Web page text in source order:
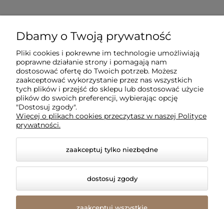
Dla klientów
Informacje
O firmie
© 2026 amled.pl. Wszelkie prawa zastrzeżone.
Dbamy o Twoją prywatność
Pliki cookies i pokrewne im technologie umożliwiają
poprawne działanie strony i pomagają nam
dostosować ofertę do Twoich potrzeb. Możesz
zaakceptować wykorzystanie przez nas wszystkich
tych plików i przejść do sklepu lub dostosować użycie
plików do swoich preferencji, wybierając opcję
"Dostosuj zgody".
Więcej o plikach cookies przeczytasz w naszej Polityce
prywatności.
zaakceptuj tylko niezbędne
dostosuj zgody
zaakceptuj wszystkie